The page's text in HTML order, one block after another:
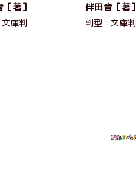
著］
庫判
伴田音［著］
判型：文庫判